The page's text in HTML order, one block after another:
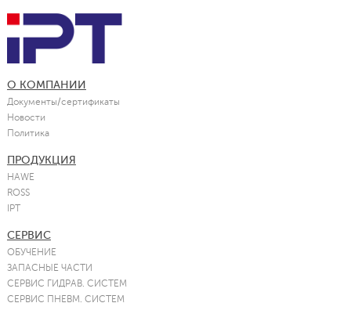
О КОМПАНИИ
Документы/сертификаты
Новости
Политика
ПРОДУКЦИЯ
HAWE
ROSS
IPT
СЕРВИС
ОБУЧЕНИЕ
ЗАПАСНЫЕ ЧАСТИ
СЕРВИС ГИДРАВ. СИСТЕМ
СЕРВИС ПНЕВМ. СИСТЕМ